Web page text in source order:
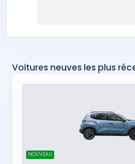
Voitures neuves les plus
NOUVEAU